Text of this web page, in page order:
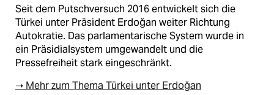
Seit dem Putschversuch 2016 entwickelt sich die
Türkei unter Präsident Erdoğan weiter Richtung
Autokratie. Das parlamentarische System wurde in
ein Präsidialsystem umgewandelt und die
Pressefreiheit stark eingeschränkt.
➝ Mehr zum Thema Türkei unter Erdoğan